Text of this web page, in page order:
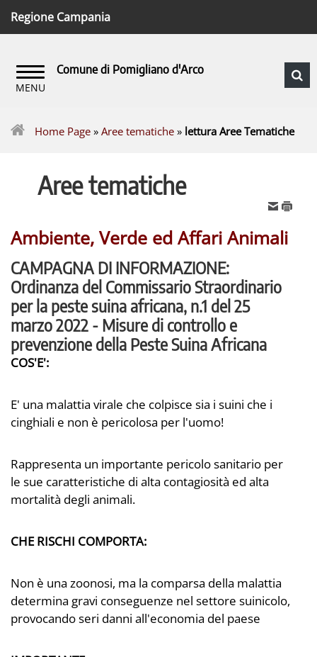
Regione Campania
Comune di Pomigliano d'Arco
Home Page » Aree tematiche » lettura Aree Tematiche
Aree tematiche
Ambiente, Verde ed Affari Animali
CAMPAGNA DI INFORMAZIONE:
Ordinanza del Commissario Straordinario
per la peste suina africana, n.1 del 25
marzo 2022 - Misure di controllo e
prevenzione della Peste Suina Africana
COS'E':
E' una malattia virale che colpisce sia i suini che i
cinghiali e non è pericolosa per l'uomo!
Rappresenta un importante pericolo sanitario per
le sue caratteristiche di alta contagiosità ed alta
mortalità degli animali.
CHE RISCHI COMPORTA:
Non è una zoonosi, ma la comparsa della malattia
determina gravi conseguenze nel settore suinicolo,
provocando seri danni all'economia del paese